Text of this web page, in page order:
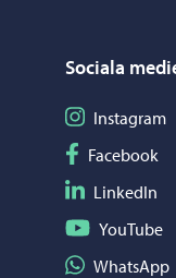
Sociala
Följ påInstagram
Följ på
Facebook
Följ påLinkedIn
Följ påYouTube
Dela på
WhatsApp